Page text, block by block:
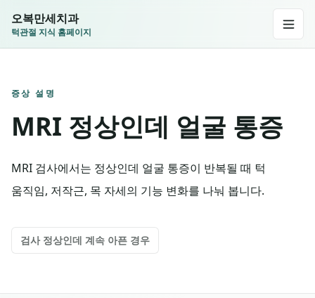
오복만세치과
턱관절 지식 홈페이지
증상 설명
MRI 정상인데 얼굴 통증
MRI 검사에서는 정상인데 얼굴 통증이 반복될 때 턱
움직임, 저작근, 목 자세의 기능 변화를 나눠 봅니다.
검사 정상인데 계속 아픈 경우